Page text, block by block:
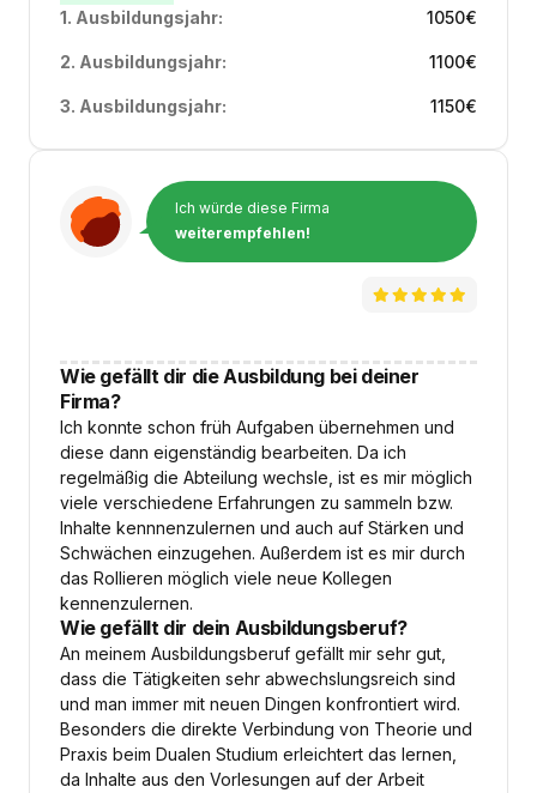
1. Ausbildungsjahr: 1050€
2. Ausbildungsjahr: 1100€
3. Ausbildungsjahr: 1150€
Ich würde diese Firma
weiterempfehlen!
Wie gefällt dir die Ausbildung bei deiner
Firma?
Ich konnte schon früh Aufgaben übernehmen und
diese dann eigenständig bearbeiten. Da ich
regelmäßig die Abteilung wechsle, ist es mir möglich
viele verschiedene Erfahrungen zu sammeln bzw.
Inhalte kennnenzulernen und auch auf Stärken und
Schwächen einzugehen. Außerdem ist es mir durch
das Rollieren möglich viele neue Kollegen
kennenzulernen.
Wie gefällt dir dein Ausbildungsberuf?
An meinem Ausbildungsberuf gefällt mir sehr gut,
dass die Tätigkeiten sehr abwechslungsreich sind
und man immer mit neuen Dingen konfrontiert wird.
Besonders die direkte Verbindung von Theorie und
Praxis beim Dualen Studium erleichtert das lernen,
da Inhalte aus den Vorlesungen auf der Arbeit